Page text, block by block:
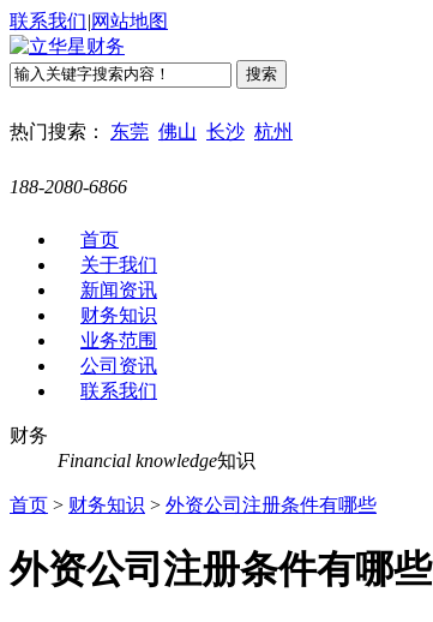
联系我们|网站地图
热门搜索： 东莞 佛山 长沙 杭州
188-2080-6866
首页
关于我们
新闻资讯
财务知识
业务范围
公司资讯
联系我们
财务
Financial knowledge知识
首页 > 财务知识 > 外资公司注册条件有哪些
外资公司注册条件有哪些